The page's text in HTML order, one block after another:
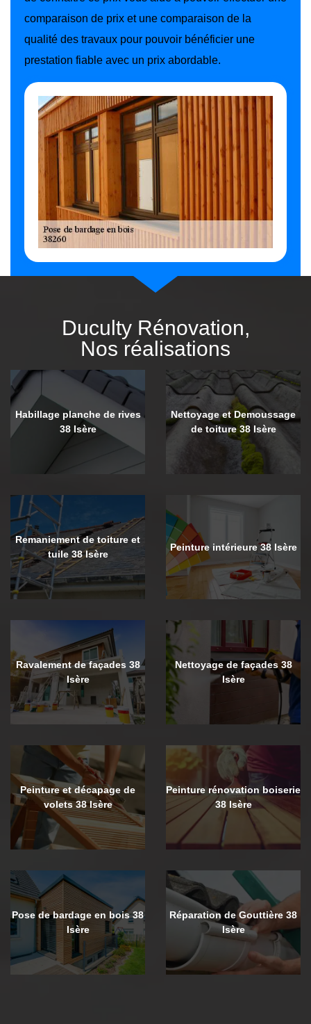
comparaison de prix et une comparaison de la
qualité des travaux pour pouvoir bénéficier une
prestation fiable avec un prix abordable.
Duculty Rénovation,
Nos réalisations
Habillage planche de rives
38 Isère
Nettoyage et Demoussage
de toiture 38 Isère
Remaniement de toiture et
tuile 38 Isère
Peinture intérieure 38 Isère
Ravalement de façades 38
Isère
Nettoyage de façades 38
Isère
Peinture et décapage de
volets 38 Isère
Peinture rénovation boiserie
38 Isère
Pose de bardage en bois 38
Isère
Réparation de Gouttière 38
Isère